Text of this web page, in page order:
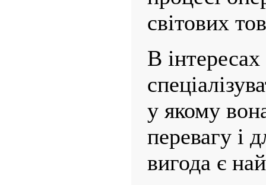
світових
В
у якому
перевагу і
вигода є